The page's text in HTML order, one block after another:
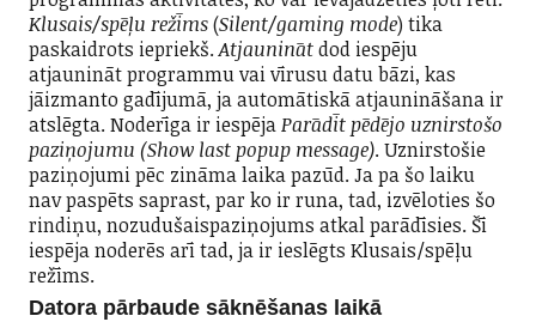
Klusais/spēļu režīms(Silent/gaming mode) tika
paskaidrots iepriekš.Atjauninātdod iespēju
atjaunināt programmu vai vīrusu datu bāzi, kas
jāizmanto gadījumā, ja automātiskā atjaunināšana ir
atslēgta. Noderīga ir iespējaParādīt pēdējo uznirstošo
paziņojumu (Show last popup message). Uznirstošie
paziņojumi pēc zināma laika pazūd. Ja pa šo laiku
nav paspēts saprast, par ko ir runa, tad, izvēloties šo
rindiņu, nozudušaispaziņojums atkal parādīsies. Šī
iespēja noderēs arī tad, ja ir ieslēgts Klusais/spēļu
režīms.
Datora pārbaude sāknēšanas laikā